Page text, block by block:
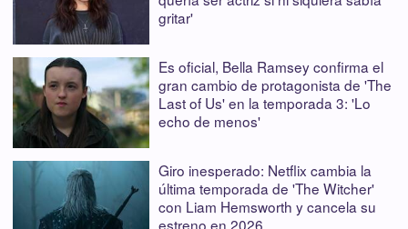
gritar'
Es oficial, Bella Ramsey confirma el
gran cambio de protagonista de 'The
Last of Us' en la temporada 3: 'Lo
echo de menos'
Giro inesperado: Netflix cambia la
última temporada de 'The Witcher'
con Liam Hemsworth y cancela su
estreno en 2026